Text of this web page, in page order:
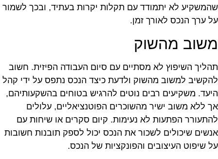
לא יתמודד עם תקלות יקרות בעתיד, ובכך לשמור
ערך הנכס לאורך זמן.
מהשוק
השיפוץ לא מסתיים עם סיום העבודה הפיזית. חשוב
למשוב מהשוק ולדעת כיצד הנכס נתפס על ידי קהל
משקיעים רבים נוטים להרגיש בטוחים בהשקעותיהם,
ללא משוב ישיר מהשוכרים הפוטנציאליים, עלולים
הפתעות לא נעימות. קיום סקרים או שיחות עם
שיכולים לשכור את הנכס יכול לספק תובנות חשובות
שיפוט העיצובים והפונקציות של הנכס.